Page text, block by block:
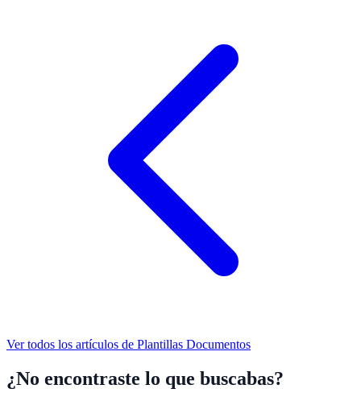
Ver todos los artículos de Plantillas Documentos
¿No encontraste lo que buscabas?